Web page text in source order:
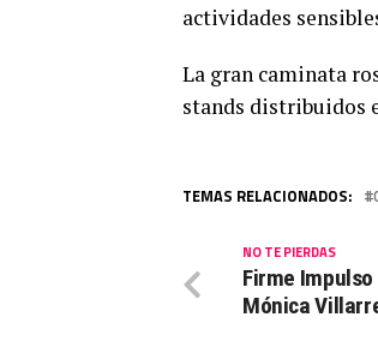
actividades
La gran caminata
stands distribuidos
TEMAS RELACIONADOS:
NO TE PIERDAS
Firme
Mónica